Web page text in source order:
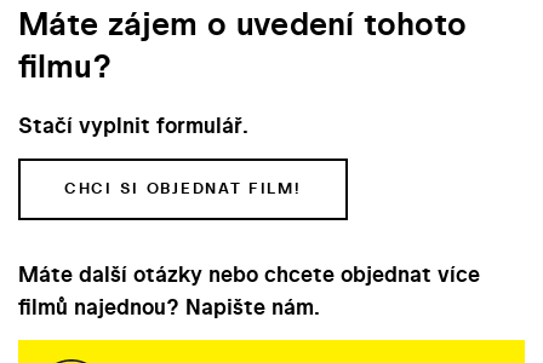
Máte zájem o uvedení tohoto
filmu?
Stačí vyplnit formulář.
CHCI SI OBJEDNAT FILM!
Máte další otázky nebo chcete objednat více
filmů najednou? Napište nám.